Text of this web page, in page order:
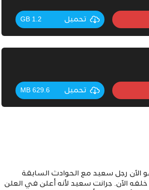
تحميل 1.2 GB
تحميل 629.6 MB
هو الآن رجل سعيد مع الحوادث السابقة
الآن. جرانت سعيد لأنه أعلن في العلن